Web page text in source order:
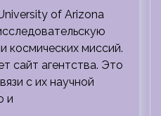
of Arizona
космических миссий.
сайт агентства. Это
с их научной
и